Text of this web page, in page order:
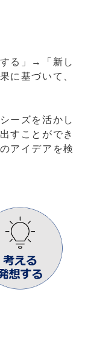
る」→「新し
に基づいて、
ーズを活かし
すことができ
アイデアを検